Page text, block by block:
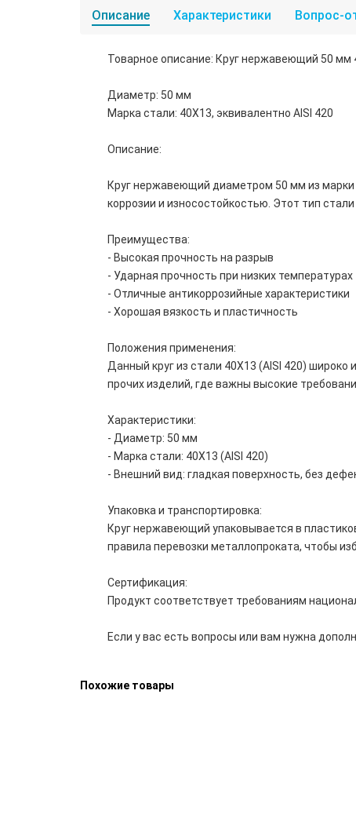
Описание Характеристики Вопрос-
Товарное описание: Круг нержавеющий 50 мм
Диаметр: 50 мм
Марка стали: 40Х13, эквивалентно AISI 420
Описание:
Круг нержавеющий диаметром 50 мм из марки
коррозии и износостойкостью. Этот тип
Преимущества:
- Высокая прочность на разрыв
- Ударная прочность при низких температурах
- Отличные антикоррозийные характеристики
- Хорошая вязкость и пластичность
Положения применения:
Данный круг из стали 40Х13 (AISI 420)
прочих изделий, где важны высокие
Характеристики:
- Диаметр: 50 мм
- Марка стали: 40Х13 (AISI 420)
- Внешний вид: гладкая поверхность, без
Упаковка и транспортировка:
Круг нержавеющий упаковывается в
правила перевозки металлопроката, чтобы
Сертификация:
Продукт соответствует требованиям
Если у вас есть вопросы или вам нужна
Похожие товары